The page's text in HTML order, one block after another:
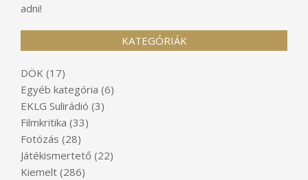
adni!
KATEGÓRIÁK
DÖK (17)
Egyéb kategória (6)
EKLG Sulirádió (3)
Filmkritika (33)
Fotózás (28)
Játékismertető (22)
Kiemelt (286)